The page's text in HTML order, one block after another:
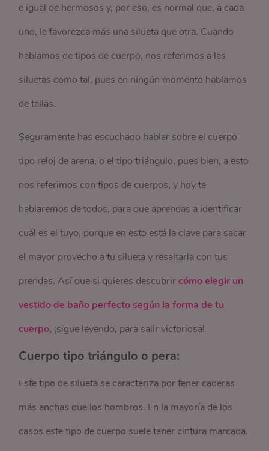
e igual de hermosos y, por eso, es normal que, a cada
uno, le favorezca más una silueta que otra. Cuando
hablamos de tipos de cuerpo, nos referimos a las
siluetas como tal, pues en ningún momento hablamos
de tallas.
Seguramente has escuchado hablar sobre el cuerpo
tipo reloj de arena, o el tipo triángulo, pues bien, a esto
nos referimos con tipos de cuerpos, y hoy te
hablaremos de todos, para que aprendas a identificar
cuál es el tuyo, porque en esto está la clave para sacar
el mayor provecho a tu silueta y resaltarla con tus
prendas. Así que si quieres descubrircómo elegir un
vestido de baño perfecto según la forma de tu
cuerpo, ¡sigue leyendo, para salir victoriosa!
Cuerpo tipo triángulo o pera:
Este tipo de silueta se caracteriza por tener caderas
más anchas que los hombros. En la mayoría de los
casos este tipo de cuerpo suele tener cintura marcada.